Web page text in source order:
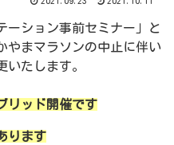
ーション事前セミナー」と
やまマラソンの中止に伴い
いたします。
リッド開催です
ります